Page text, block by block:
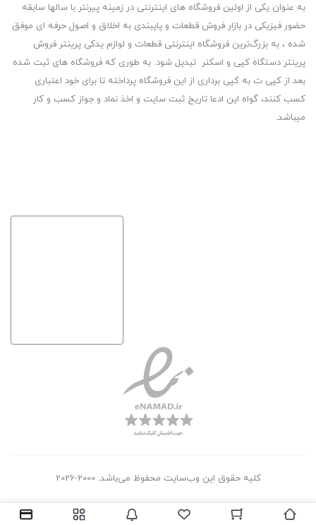
به عنوان یکی از اولین فروشگاه های اینترنتی در زمینه پیرنتر با سالها سابقه
حضور فیزیکی در بازار فروش قطعات و پایبندی به اخلاق و اصول حرفه ای موفق
شده ، به بزرگ‌ترین فروشگاه اینترنتی قطعات و لوازم یدکی پرینتر فروش
پرینتر دستگاه کپی و اسکنر تبدیل شود. به طوری که فروشگاه های ثبت شده
بعد از کپی ت به کپی برداری از این فروشگاه پرداخته تا برای خود اعتباری
کسب کنند، گواه این ادعا تاریخ ثبت سایت و اخذ نماد و جواز کسب و کار
میباشد.
کلیه حقوق این وب‌سایت محفوظ می‌باشد. 2000-2026